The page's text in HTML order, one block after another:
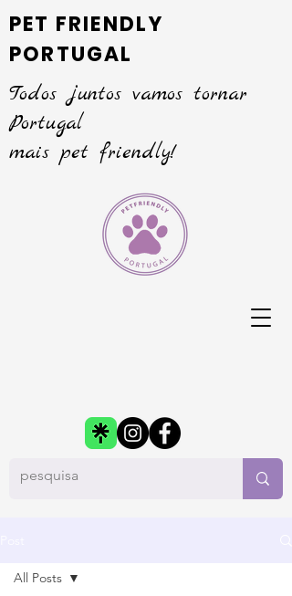
PET FRIENDLY
PORTUGAL
Todos juntos vamos tornar
Portugal
mais pet friendly!
All Posts